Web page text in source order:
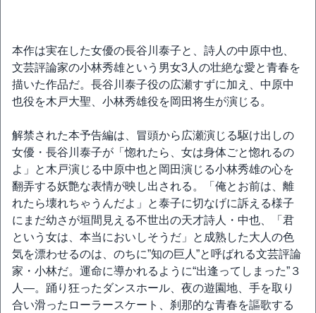
本作は実在した女優の長谷川泰子と、詩人の中原中也、
文芸評論家の小林秀雄という男女3人の壮絶な愛と青春を
描いた作品だ。長谷川泰子役の広瀬すずに加え、中原中
也役を木戸大聖、小林秀雄役を岡田将生が演じる。
解禁された本予告編は、冒頭から広瀬演じる駆け出しの
女優・長谷川泰子が「惚れたら、女は身体ごと惚れるの
よ」と木戸演じる中原中也と岡田演じる小林秀雄の心を
翻弄する妖艶な表情が映し出される。「俺とお前は、離
れたら壊れちゃうんだよ」と泰子に切なげに訴える様子
にまだ幼さが垣間見える不世出の天才詩人・中也、「君
という女は、本当においしそうだ」と成熟した大人の色
気を漂わせるのは、のちに”知の巨人”と呼ばれる文芸評論
家・小林だ。運命に導かれるように“出逢ってしまった”３
人―。踊り狂ったダンスホール、夜の遊園地、手を取り
合い滑ったローラースケート、刹那的な青春を謳歌する